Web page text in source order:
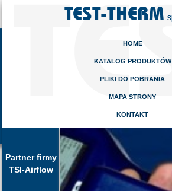
HOME
KATALOG PRODUKTÓW
PLIKI DO POBRANIA
MAPA STRONY
KONTAKT
Partner firmy
TSI-Airflow